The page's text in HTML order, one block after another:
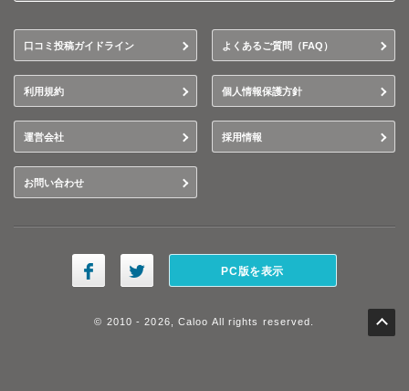
口コミ投稿ガイドライン よくあるご質問（FAQ）
利用規約 個人情報保護方針
運営会社 採用情報
お問い合わせ
PC版を表示
© 2010 - 2026, Caloo All rights reserved.